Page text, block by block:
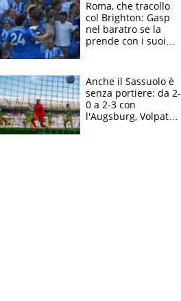
Roma, che tracollo
col Brighton: Gasp
nel baratro se la
prende con i suoi
Anche il Sassuolo è
senza portiere: da 2-
0 a 2-3 con
l'Augsburg, Volpato